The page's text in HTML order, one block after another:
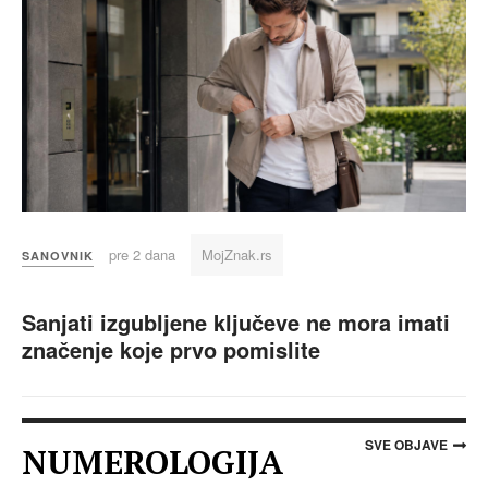
SANOVNIK pre 2 dana MojZnak.rs
Sanjati izgubljene ključeve ne mora imati
značenje koje prvo pomislite
NUMEROLOGIJA SVE OBJAVE